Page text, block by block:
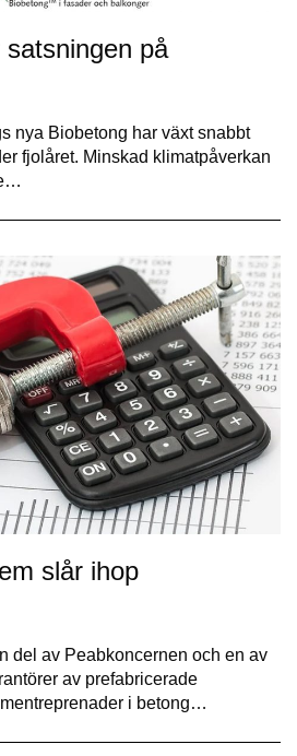
på
nya Biobetong har växt snabbt
fjolåret. Minskad klimatpåverkan
slår ihop
del av Peabkoncernen och en av
av prefabricerade
i betong…